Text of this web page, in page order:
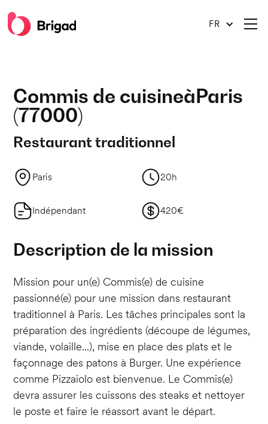
FR
Commis de cuisineàParis
(77000)
Restaurant traditionnel
Paris 20h
Indépendant 420€
Description de la mission
Mission pour un(e) Commis(e) de cuisine
passionné(e) pour une mission dans restaurant
traditionnel à Paris. Les tâches principales sont la
préparation des ingrédients (découpe de légumes,
viande, volaille...), mise en place des plats et le
façonnage des patons à Burger. Une expérience
comme Pizzaiolo est bienvenue. Le Commis(e)
devra assurer les cuissons des steaks et nettoyer
le poste et faire le réassort avant le départ.